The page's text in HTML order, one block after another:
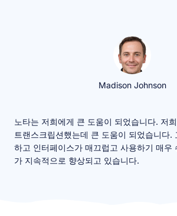
Madison Johnson
노타는 저희에게 큰 도움이 되었습니다. 저
트랜스크립션했는데 큰 도움이 되었습니다.
하고 인터페이스가 매끄럽고 사용하기 매우
가 지속적으로 향상되고 있습니다.